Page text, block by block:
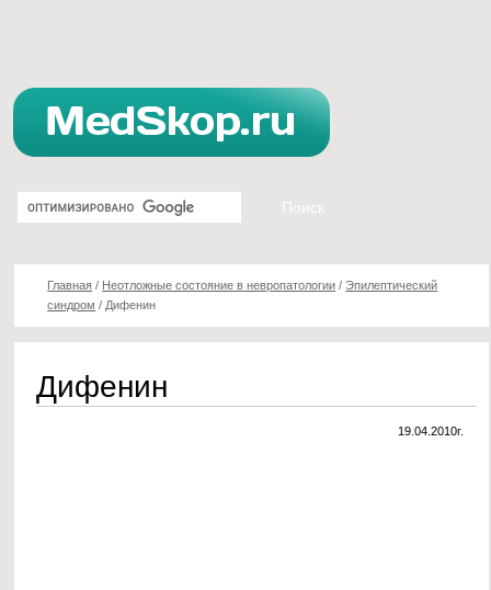
Главная / Неотложные состояние в невропатологии /Эпилептический
синдром / Дифенин
Дифенин
19.04.2010г.